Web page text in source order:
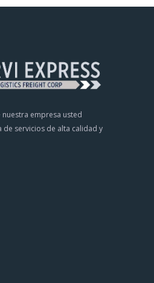
empresa usted
de servicios de alta calidad y